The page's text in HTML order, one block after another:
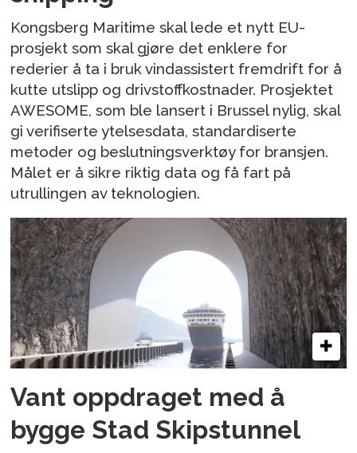
Kongsberg Maritime skal lede et nytt EU-
prosjekt som skal gjøre det enklere for
rederier å ta i bruk vindassistert fremdrift for å
kutte utslipp og drivstoffkostnader. Prosjektet
AWESOME, som ble lansert i Brussel nylig, skal
gi verifiserte ytelsesdata, standardiserte
metoder og beslutningsverktøy for bransjen.
Målet er å sikre riktig data og få fart på
utrullingen av teknologien.
Vant oppdraget med å
bygge Stad Skipstunnel